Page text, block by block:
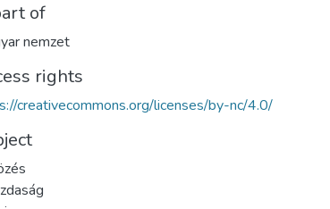
of
nemzet
rights
creativecommons.org/licenses/by-nc/4.0/